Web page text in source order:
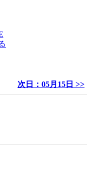
次日：05月15日 >>